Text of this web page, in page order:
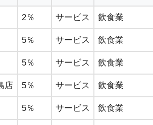
2％ サービス 飲食業
5％ サービス 飲食業
5％ サービス 飲食業
店 5％ サービス 飲食業
5％ サービス 飲食業